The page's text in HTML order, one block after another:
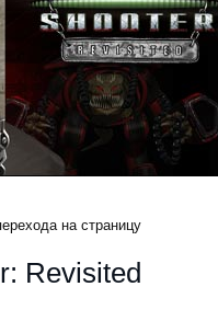
Revisited
на страницу